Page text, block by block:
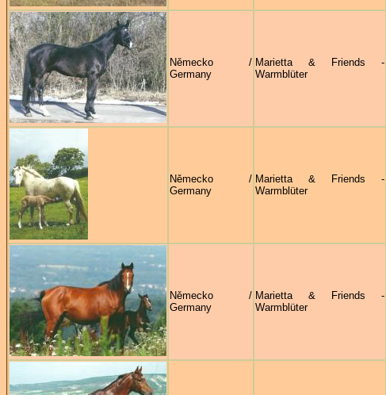
Německo /
Germany
Marietta & Friends -
Warmblüter
Německo /
Germany
Marietta & Friends -
Warmblüter
Německo /
Germany
Marietta & Friends -
Warmblüter